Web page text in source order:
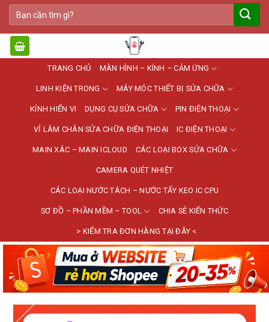
Bỏ
qua
nội
dung
Tìm
kiếm:
TRANG CHỦ MÀN HÌNH – KÍNH – CẢM ỨNG
LINH KIỆN TRONG MÁY MÓC THIẾT BỊ SỬA CHỮA
KÍNH HIỂN VI DỤNG CỤ SỬA CHỮA PIN ĐIỆN THOẠI
VỈ LÀM CHÂN SỬA CHỮA ĐIỆN THOẠI IC ĐIỆN THOẠI
MAIN XÁC – MAIN ICLOUD CÁC LOẠI BOX SỬA CHỮA
CAMERA QUÉT NHIỆT
CÁC LOẠI NƯỚC TÁCH – NƯỚC TẨY KEO IC CPU
SƠ ĐỒ – PHẦN MỀM – TOOL CHIA SẺ KIẾN THỨC
> KIỂM TRA ĐƠN HÀNG TẠI ĐÂY <